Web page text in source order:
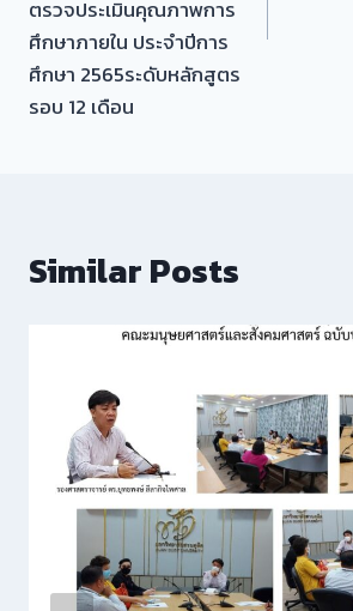
ตรวจประเมินคุณภาพการ
ศึกษาภายใน ประจำปีการ
ศึกษา 2565ระดับหลักสูตร
รอบ 12 เดือน
Similar Posts